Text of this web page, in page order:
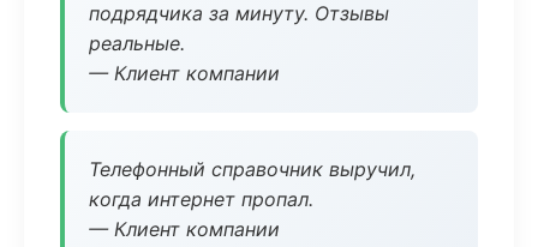
подрядчика за минуту. Отзывы
реальные.
— Клиент компании
Телефонный справочник выручил,
когда интернет пропал.
— Клиент компании